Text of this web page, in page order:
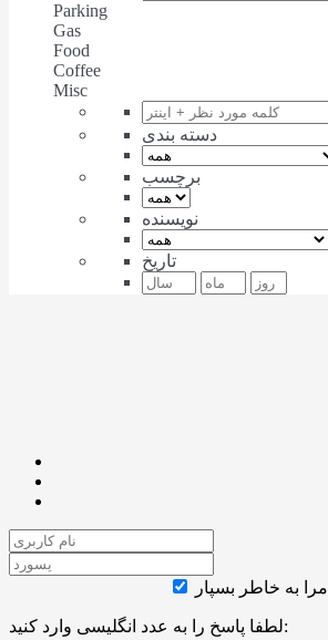
Parking
Gas
Food
Coffee
Misc
دسته بندی
برچسب
نویسنده
تاریخ
مرا به خاطر بسپار
لطفا پاسخ را به عدد انگلیسی وارد کنید: